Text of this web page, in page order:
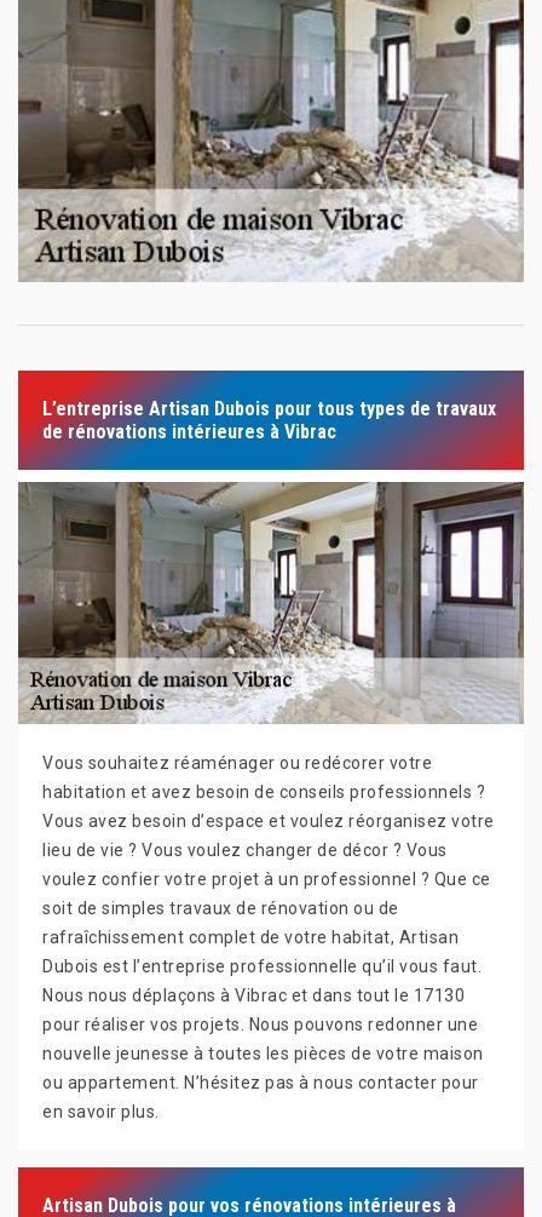
L’entreprise Artisan Dubois pour tous types de travaux
de rénovations intérieures à Vibrac
Vous souhaitez réaménager ou redécorer votre
habitation et avez besoin de conseils professionnels ?
Vous avez besoin d’espace et voulez réorganisez votre
lieu de vie ? Vous voulez changer de décor ? Vous
voulez confier votre projet à un professionnel ? Que ce
soit de simples travaux de rénovation ou de
rafraîchissement complet de votre habitat, Artisan
Dubois est l’entreprise professionnelle qu’il vous faut.
Nous nous déplaçons à Vibrac et dans tout le 17130
pour réaliser vos projets. Nous pouvons redonner une
nouvelle jeunesse à toutes les pièces de votre maison
ou appartement. N’hésitez pas à nous contacter pour
en savoir plus.
Artisan Dubois pour vos rénovations intérieures à